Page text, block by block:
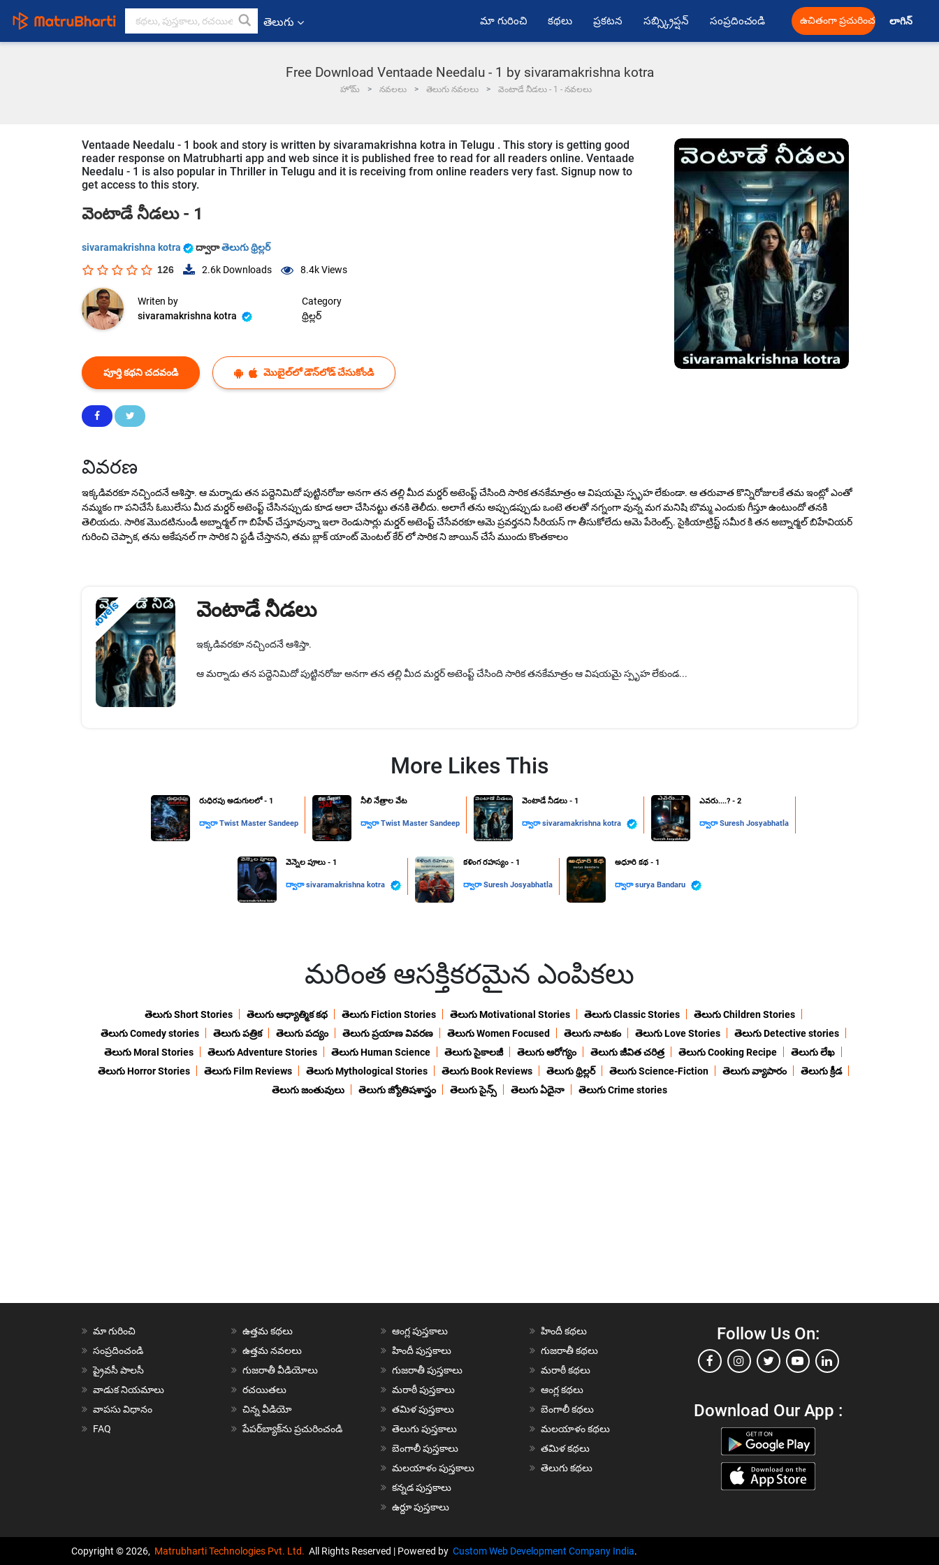
తెలుగు మా గురించి కథలు ప్రకటన సబ్స్క్రిప్షన్ సంప్రదించండి ఉచితంగా ప్రచురించండి లాగిన్
Free Download Ventaade Needalu - 1 by sivaramakrishna kotra
హోమ్ నవలలు తెలుగు నవలలు వెంటాడే నీడలు - 1 - నవలలు
Ventaade Needalu - 1 book and story is written by sivaramakrishna kotra in Telugu . This story is getting good
reader response on Matrubharti app and web since it is published free to read for all readers online. Ventaade
Needalu - 1 is also popular in Thriller in Telugu and it is receiving from online readers very fast. Signup now to
get access to this story.
వెంటాడే నీడలు - 1
sivaramakrishna kotra ద్వారాతెలుగు థ్రిల్లర్
126 2.6k Downloads 8.4kViews
Writen by
sivaramakrishna kotra
Category
థ్రిల్లర్
పూర్తి కథని చదవండి మొబైల్‌లో డౌన్‌లోడ్ చేసుకోండి
వివరణ
ఇక్కడివరకూ నచ్చిందనే ఆశిస్తా. ఆ మర్నాడు తన పద్దెనిమిదో పుట్టినరోజు అనగా తన తల్లి మీద మర్డర్ అటెంప్ట్ చేసింది సారిక తనకేమాత్రం ఆ విషయమై స్పృహ లేకుండా. ఆ తరువాత కొన్నిరోజులకే తమ ఇంట్లో ఎంతో
నమ్మకం గా పనిచేసే ఓబులేసు మీద మర్డర్ అటెంప్ట్ చేసినప్పుడు కూడ ఆలా చేసినట్టు తనకి తెలీదు. అలాగే తను అప్పుడప్పుడు ఒంటె తలతో నగ్నంగా వున్న మగ మనిషి బొమ్మ ఎందుకు గీస్తూ ఉంటుందో తనకి
తెలియదు. సారిక మొదటినుండీ అబ్నార్మల్ గా బిహేవ్ చేస్తూవున్నా ఇలా రెండుసార్లు మర్డర్ అటెంప్ట్ చేసేవరకూ ఆమె ప్రవర్తనని సీరియస్ గా తీసుకోలేదు ఆమె పేరెంట్స్. సైకియాట్రిస్ట్ సమీర కి తన అబ్నార్మల్ బిహేవియర్
గురించి చెప్పాక, తను అకేషనల్ గా సారిక ని స్టడీ చేస్తానని, తమ బ్లాక్ యాంట్ మెంటల్ కేర్ లో సారిక ని జాయిన్ చేసే ముందు కొంతకాలం
Novels వెంటాడే నీడలు
ఇక్కడివరకూ నచ్చిందనే ఆశిస్తా.
ఆ మర్నాడు తన పద్దెనిమిదో పుట్టినరోజు అనగా తన తల్లి మీద మర్డర్ అటెంప్ట్ చేసింది సారిక తనకేమాత్రం ఆ విషయమై స్పృహ లేకుండ...
More Likes This
రుధిరపు అడుగులలో - 1
ద్వారాTwist Master Sandeep
నీలి నేత్రాల వేట
ద్వారాTwist Master Sandeep
వెంటాడే నీడలు - 1
ద్వారాsivaramakrishna kotra
ఎవరు....? - 2
ద్వారాSuresh Josyabhatla
వెన్నెల పూలు - 1
ద్వారాsivaramakrishna kotra
కళింగ రహస్యం - 1
ద్వారాSuresh Josyabhatla
అధూరి కథ - 1
ద్వారాsurya Bandaru
మరింత ఆసక్తికరమైన ఎంపికలు
తెలుగు Short Stories తెలుగు ఆధ్యాత్మిక కథ తెలుగు Fiction Stories తెలుగు Motivational Stories తెలుగు Classic Stories
తెలుగు Children Stories
తెలుగు Comedy stories
తెలుగు పత్రిక తెలుగు పద్యం తెలుగు ప్రయాణ వివరణ తెలుగు Women Focused తెలుగు నాటకం తెలుగు Love Stories
తెలుగు Detective stories
తెలుగు Moral Stories
తెలుగు Adventure Stories తెలుగు Human Science తెలుగు సైకాలజీ తెలుగు ఆరోగ్యం తెలుగు జీవిత చరిత్ర తెలుగు Cooking Recipe
తెలుగు లేఖ
తెలుగు Horror Stories
తెలుగు Film Reviews తెలుగు Mythological Stories తెలుగు Book Reviews తెలుగు థ్రిల్లర్ తెలుగు Science-Fiction తెలుగు వ్యాపారం
తెలుగు క్రీడ
తెలుగు జంతువులు
తెలుగు జ్యోతిషశాస్త్రం తెలుగు సైన్స్ తెలుగు ఏదైనా తెలుగు Crime stories
మా గురించి
సంప్రదించండి
ప్రైవసీ పాలసీ
వాడుక నియమాలు
వాపసు విధానం
FAQ
ఉత్తమ కథలు
ఉత్తమ నవలలు
గుజరాతీ వీడియోలు
రచయితలు
చిన్న వీడియో
పేపర్‌బ్యాక్‌ను ప్రచురించండి
ఆంగ్ల పుస్తకాలు
హిందీ పుస్తకాలు
గుజరాతీ పుస్తకాలు
మరాఠీ పుస్తకాలు
తమిళ పుస్తకాలు
తెలుగు పుస్తకాలు
బెంగాలీ పుస్తకాలు
మలయాళం పుస్తకాలు
కన్నడ పుస్తకాలు
ఉర్దూ పుస్తకాలు
హిందీ కథలు
గుజరాతీ కథలు
మరాఠీ కథలు
ఆంగ్ల కథలు
బెంగాలీ కథలు
మలయాళం కథలు
తమిళ కథలు
తెలుగు కథలు
Follow Us On:
Download Our App :
Copyright © 2026, Matrubharti Technologies Pvt. Ltd. All Rights Reserved | Powered by Custom Web Development Company India.